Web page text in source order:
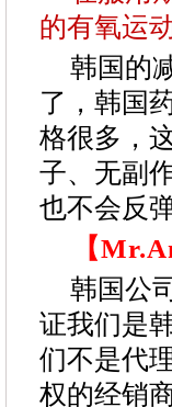
的有氧运
韩国的
了，韩国
格很多，
子、无副
也不会反
【
韩国公
证我们是
们不是代
权的经销